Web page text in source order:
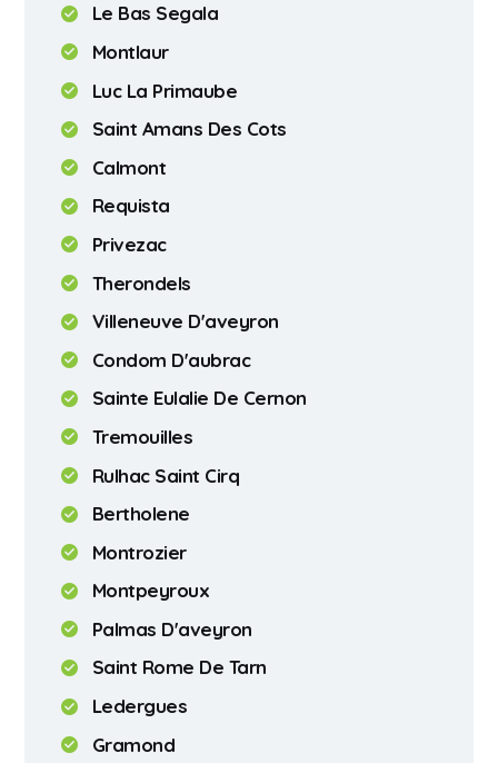
Le Bas Segala
Montlaur
Luc La Primaube
Saint Amans Des Cots
Calmont
Requista
Privezac
Therondels
Villeneuve D'aveyron
Condom D'aubrac
Sainte Eulalie De Cernon
Tremouilles
Rulhac Saint Cirq
Bertholene
Montrozier
Montpeyroux
Palmas D'aveyron
Saint Rome De Tarn
Ledergues
Gramond